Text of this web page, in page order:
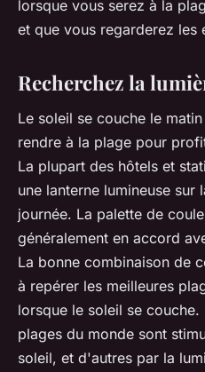
lorsque vous serez à la
et que vous regarderez les
Recherchez la
Le soleil se couche le
rendre à la plage pour
La plupart des hôtels et
une lanterne lumineuse sur
journée. La palette de
généralement en accord
La bonne combinaison de
à repérer les meilleures
lorsque le soleil se
plages du monde sont
soleil, et d'autres par la